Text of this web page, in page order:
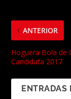
ANTERIOR
Hoguera Bola de
Candidata 2017
ENTRADAS